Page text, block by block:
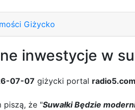
Giżycko
inwestycje w
07-07 giżycki portal
piszą, że "Suwałki Będzie